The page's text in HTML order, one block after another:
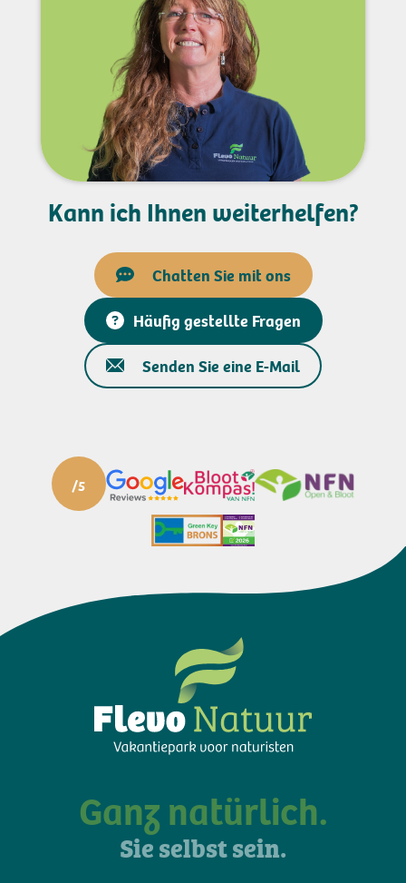
Kann ich Ihnen weiterhelfen?
Chatten Sie mit ons
Häufig gestellte Fragen
Senden Sie eine E-Mail
Ganz natürlich.
Sie selbst sein.